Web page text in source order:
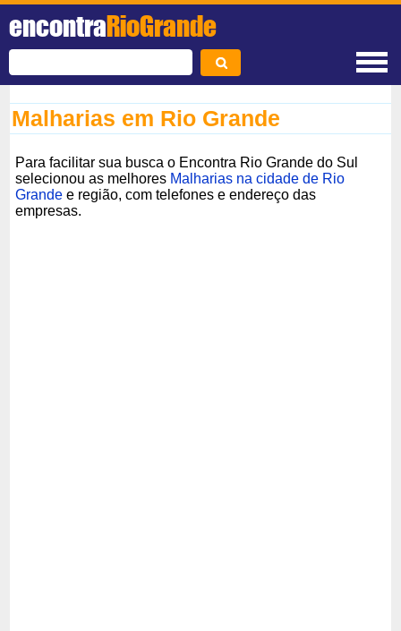
encontraRioGrande
Malharias em Rio Grande
Para facilitar sua busca o Encontra Rio Grande do Sul
selecionou as melhores Malharias na cidade de Rio
Grande e região, com telefones e endereço das
empresas.